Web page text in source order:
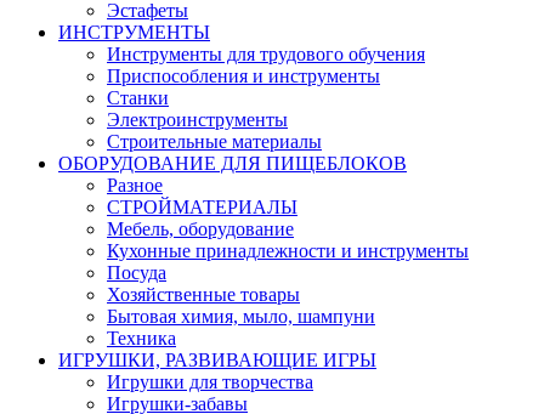
Эстафеты
ИНСТРУМЕНТЫ
Инструменты для трудового обучения
Приспособления и инструменты
Станки
Электроинструменты
Строительные материалы
ОБОРУДОВАНИЕ ДЛЯ ПИЩЕБЛОКОВ
Разное
СТРОЙМАТЕРИАЛЫ
Мебель, оборудование
Кухонные принадлежности и инструменты
Посуда
Хозяйственные товары
Бытовая химия, мыло, шампуни
Техника
ИГРУШКИ, РАЗВИВАЮЩИЕ ИГРЫ
Игрушки для творчества
Игрушки-забавы